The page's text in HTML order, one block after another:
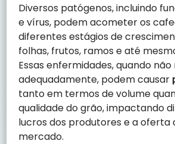
Diversos patógenos, incluindo
e vírus, podem acometer os
diferentes estágios de
folhas, frutos, ramos e até
Essas enfermidades, quando
adequadamente, podem causar
tanto em termos de volume
qualidade do grão, impactando
lucros dos produtores e a oferta
mercado.